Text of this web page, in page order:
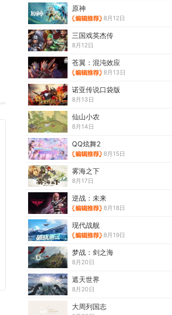
原神
8月12日
三国戏英杰传
8月12日
苍翼：混沌效应
8月13日
诺亚传说口袋版
8月13日
仙山小农
8月14日
QQ炫舞2
8月15日
雾海之下
8月17日
逆战：未来
8月18日
现代战舰
8月19日
梦战：剑之海
8月20日
遮天世界
8月20日
大周列国志